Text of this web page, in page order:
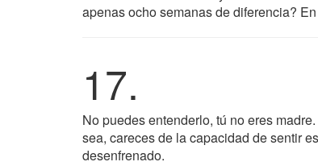
apenas ocho semanas de diferencia?
17.
No puedes entenderlo, tú no eres
sea, careces de la capacidad de sentir
desenfrenado.